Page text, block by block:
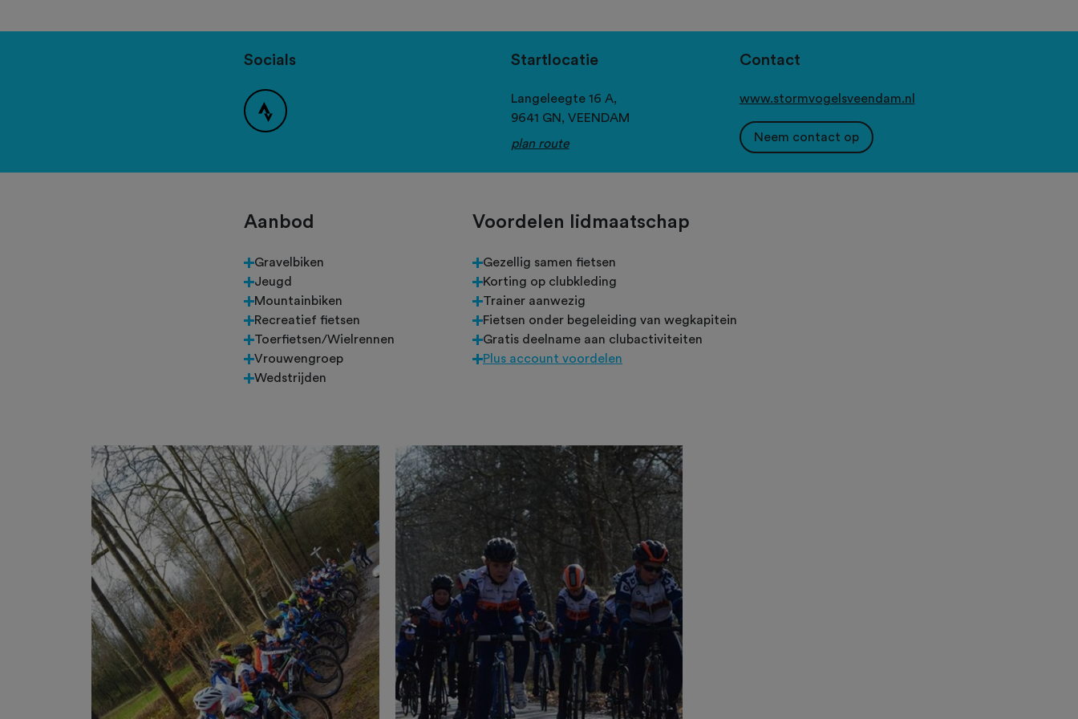
Socials Startlocatie
Langeleegte 16 A,
9641 GN, VEENDAM
plan route
Contact
www.stormvogelsveendam.nl
Neem contact op
Aanbod
Gravelbiken
Jeugd
Mountainbiken
Recreatief fietsen
Toerfietsen/Wielrennen
Vrouwengroep
Wedstrijden
Voordelen lidmaatschap
Gezellig samen fietsen
Korting op clubkleding
Trainer aanwezig
Fietsen onder begeleiding van wegkapitein
Gratis deelname aan clubactiviteiten
Plus account voordelen